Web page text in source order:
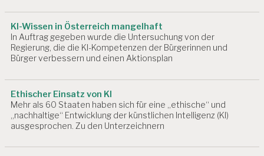
KI-Wissen in Österreich mangelhaft
In Auftrag gegeben wurde die Untersuchung von der
Regierung, die die KI-Kompetenzen der Bürgerinnen und
Bürger verbessern und einen Aktionsplan
Ethischer Einsatz von KI
Mehr als 60 Staaten haben sich für eine „ethische“ und
„nachhaltige“ Entwicklung der künstlichen Intelligenz (KI)
ausgesprochen. Zu den Unterzeichnern